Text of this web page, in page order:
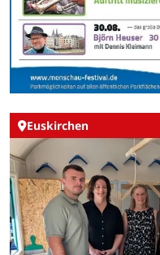
Euskirchen